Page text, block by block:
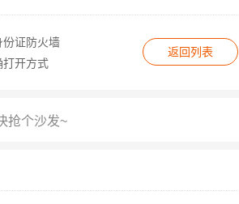
返回列表
份证防火墙
打开方式